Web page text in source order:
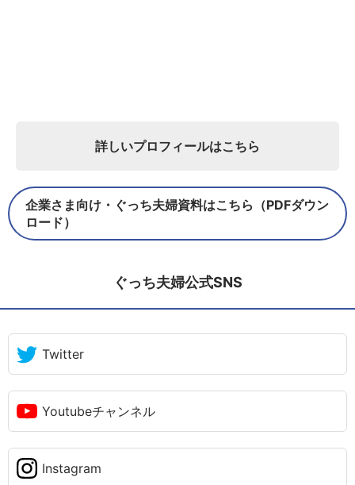
詳しいプロフィールはこちら
企業さま向け・ぐっち夫婦資料はこちら（PDFダウン
ロード）
ぐっち夫婦公式SNS
Twitter
Youtubeチャンネル
Instagram